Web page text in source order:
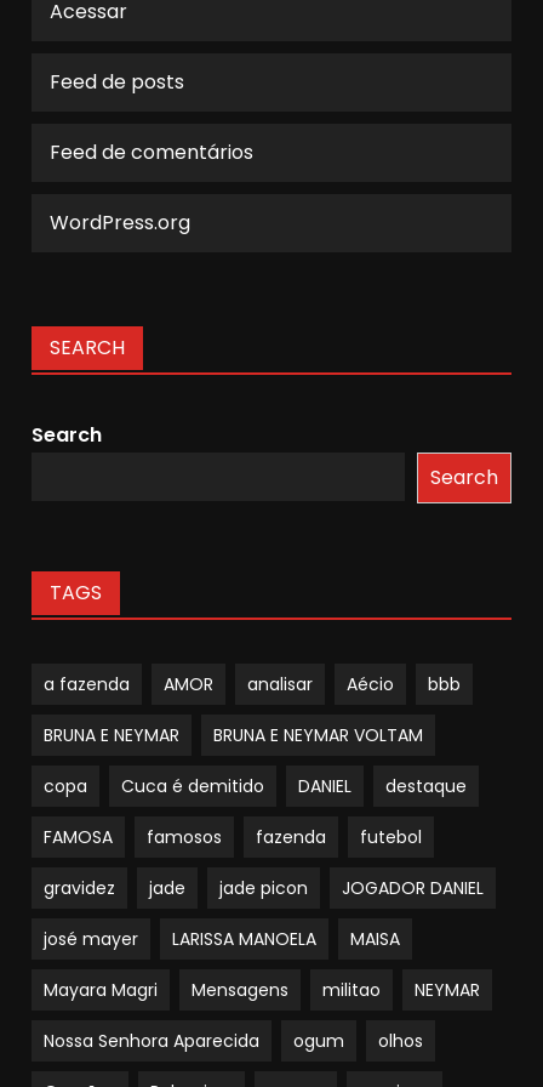
Acessar
Feed de posts
Feed de comentários
WordPress.org
SEARCH
Search
Search
TAGS
a fazenda AMOR analisar Aécio bbb
BRUNA E NEYMAR BRUNA E NEYMAR VOLTAM
copa Cuca é demitido DANIEL destaque
FAMOSA famosos fazenda futebol
gravidez jade jade picon JOGADOR DANIEL
josé mayer LARISSA MANOELA MAISA
Mayara Magri Mensagens militao NEYMAR
Nossa Senhora Aparecida ogum olhos